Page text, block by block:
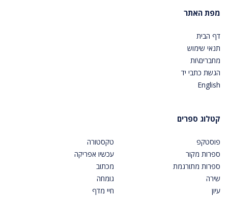
מפת האתר
דף הבית
תנאי שימוש
מחברים\ות
הגשת כתבי יד
English
קטלוג ספרים
פוסטקפ
ספרות מקור
ספרות מתורגמת
שירה
עיון
טקסטורה
עכשיו אפריקה
מכתוב
גומחה
חיי מדף